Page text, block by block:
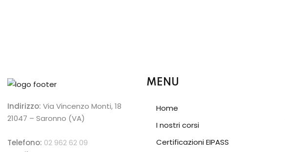
Indirizzo: Via Vincenzo Monti, 18
21047 – Saronno (VA)
Telefono: 02 962 62 09
MENU
Home
I nostri corsi
Certificazioni EIPASS